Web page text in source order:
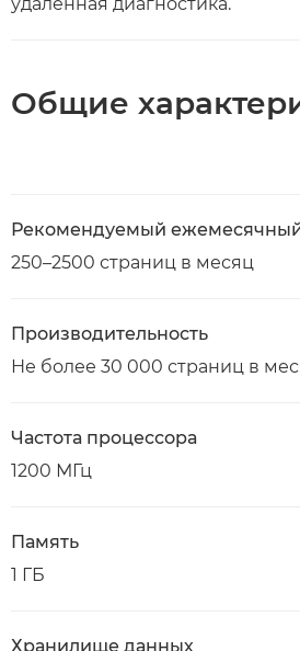
Общие
Рекомендуемый
250–2500 страниц в месяц
Производительность
Не более 30 000 страниц в
Частота процессора
1200 МГц
Память
1 ГБ
Хранилище данных